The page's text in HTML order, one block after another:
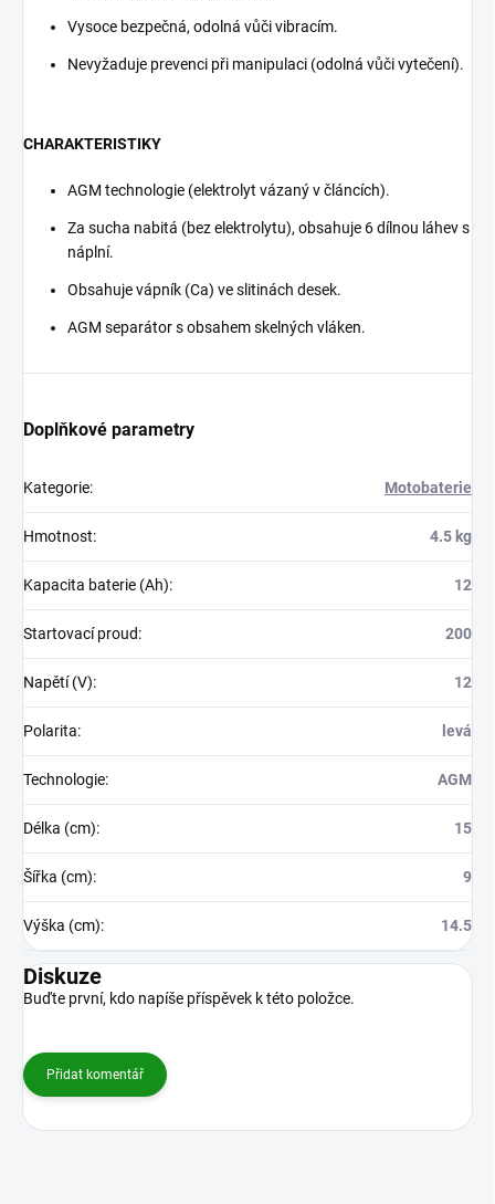
Vysoce bezpečná, odolná vůči vibracím.
Nevyžaduje prevenci při manipulaci (odolná vůči vytečení).
CHARAKTERISTIKY
AGM technologie (elektrolyt vázaný v článcích).
Za sucha nabitá (bez elektrolytu), obsahuje 6 dílnou láhev s
náplní.
Obsahuje vápník (Ca) ve slitinách desek.
AGM separátor s obsahem skelných vláken.
Doplňkové parametry
Kategorie: Motobaterie
Hmotnost: 4.5 kg
Kapacita baterie (Ah): 12
Startovací proud: 200
Napětí (V): 12
Polarita: levá
Technologie: AGM
Délka (cm): 15
Šířka (cm): 9
Výška (cm): 14.5
Diskuze
Buďte první, kdo napíše příspěvek k této položce.
Přidat komentář